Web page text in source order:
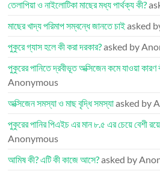
তেলাপিয়া ও নাইলোটিকা মাছের মধ্য পার্থক্য কী?
মাছের খাদ্য পরিমাপ সম্বন্ধে জানতে চাইasked
পুকুরে গ্যাস হলে কী করা দরকার?asked by
পুকুরের পানিতে দ্রবীভূত অক্সিজেন কমে যাওয়া কারণ
Anonymous
অক্সিজেন সমস্যা ও মাছ বৃদ্ধি সমস্যাasked by
পুকুরের পানির পিএইচ এর মান ৮.৫ এর চেয়ে বেশী
Anonymous
আমিষ কী? এটি কী কাজে আসে?asked by